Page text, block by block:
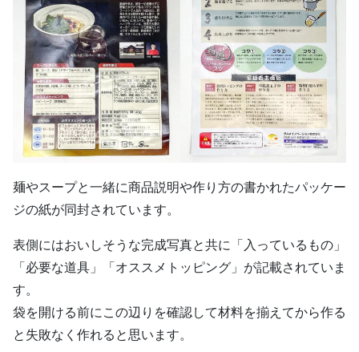
麺やスープと一緒に商品説明や作り方の書かれたパッケー
ジの紙が同封されています。
表側にはおいしそうな完成写真と共に「入っているもの」
「必要な道具」「オススメトッピング」が記載されていま
す。
袋を開ける前にこの辺りを確認して材料を揃えてから作る
と失敗なく作れると思います。